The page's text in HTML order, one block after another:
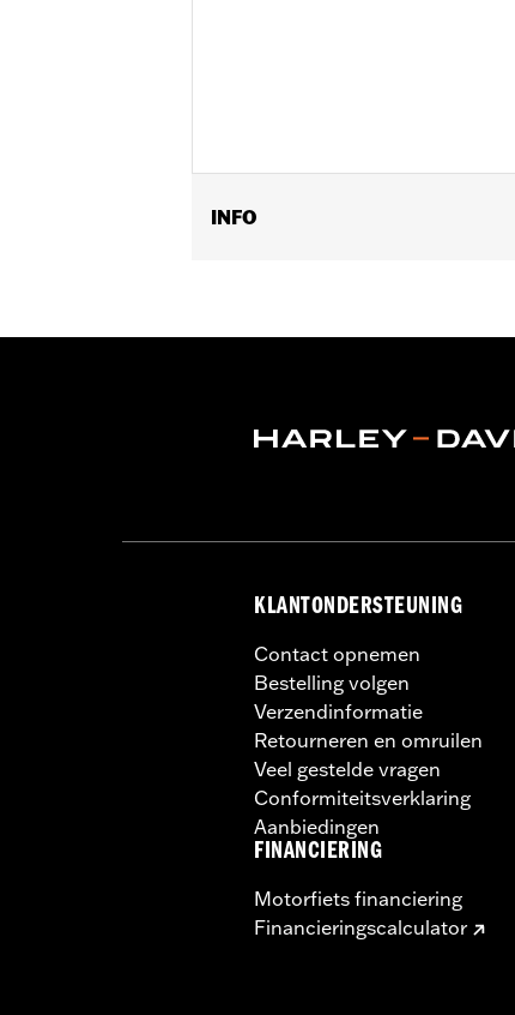
INFO
(P/N 50932-08). Zadelbreedte
In de doos:Inclusief alle nodige
WAARSCHUWING:Verwijder het
ernstig letsel of
KLANTONDERSTEUNING
Contact opnemen
Bestelling volgen
Verzendinformatie
Retourneren en omruilen
Veel gestelde vragen
Conformiteitsverklaring
Aanbiedingen
FINANCIERING
Motorfiets financiering
Financieringscalculator